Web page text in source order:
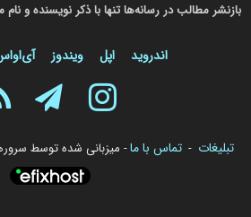
بازنشر مطالب در رسانه‌ها تنها با ذکر نویسنده و نام
اندروید اپل ویندوز
تبلیغات - تماس با ما- میزبانی شده توسط